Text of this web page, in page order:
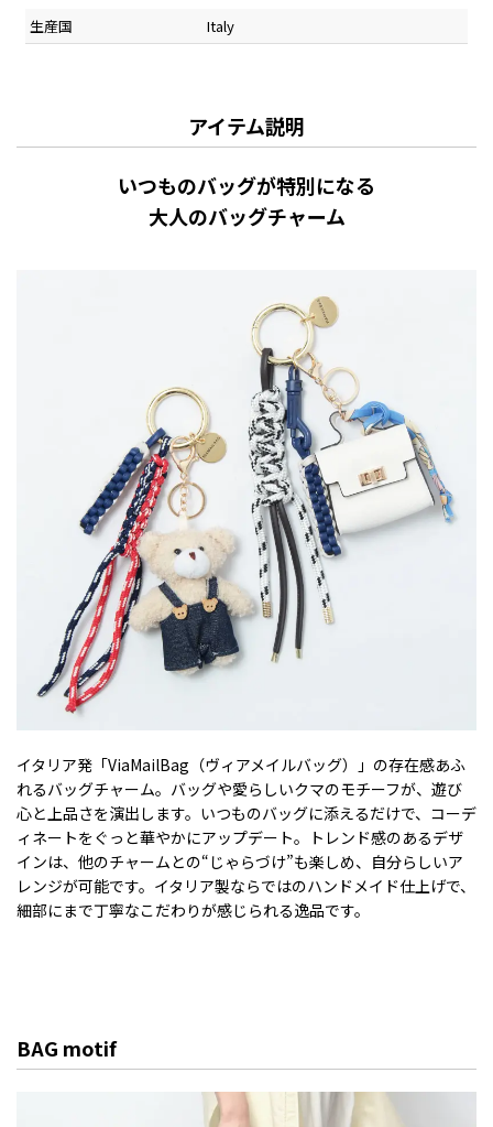
生産国
Italy
アイテム説明
いつものバッグが特別になる
大人のバッグチャーム
イタリア発「ViaMailBag（ヴィアメイルバッグ）」の存在感あふ
れるバッグチャーム。バッグや愛らしいクマのモチーフが、遊び
心と上品さを演出します。いつものバッグに添えるだけで、コーデ
ィネートをぐっと華やかにアップデート。トレンド感のあるデザ
インは、他のチャームとの“じゃらづけ”も楽しめ、自分らしいア
レンジが可能です。イタリア製ならではのハンドメイド仕上げで、
細部にまで丁寧なこだわりが感じられる逸品です。
BAG motif